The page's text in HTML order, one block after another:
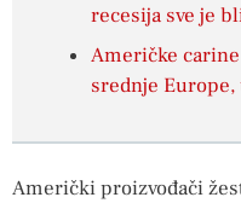
recesija sve je
Američke
srednje
Američki proizvođači